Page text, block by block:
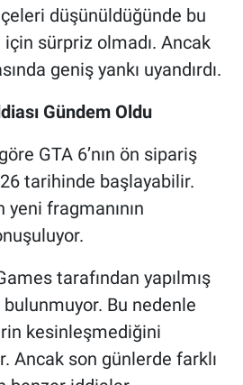
düşünüldüğünde bu
sürpriz olmadı. Ancak
geniş yankı uyandırdı.
Gündem Oldu
GTA 6’nın ön sipariş
tarihinde başlayabilir.
yeni fragmanının
tarafından yapılmış
Bu nedenle
kesinleşmediğini
Ancak son günlerde farklı